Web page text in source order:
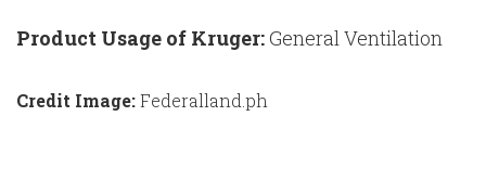
Product Usage of Kruger: General Ventilation
Credit Image:Federalland.ph